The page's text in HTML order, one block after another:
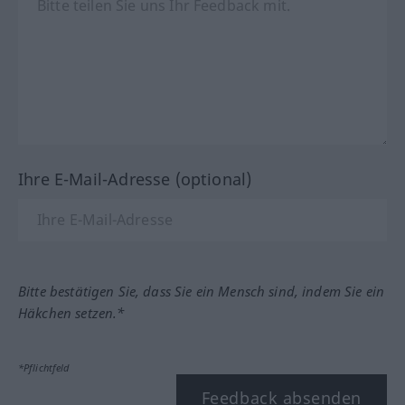
Ihre E-Mail-Adresse (optional)
Bitte bestätigen Sie, dass Sie ein Mensch sind, indem Sie ein
Häkchen setzen.*
*Pflichtfeld
Feedback absenden